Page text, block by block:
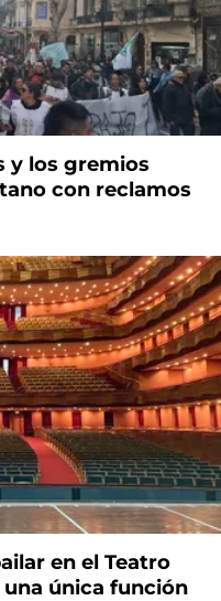
y los gremios
con reclamos
en el Teatro
única función